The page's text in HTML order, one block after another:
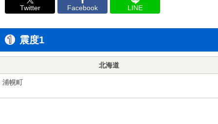
Twitter Facebook LINE
震度1
北海道
浦幌町